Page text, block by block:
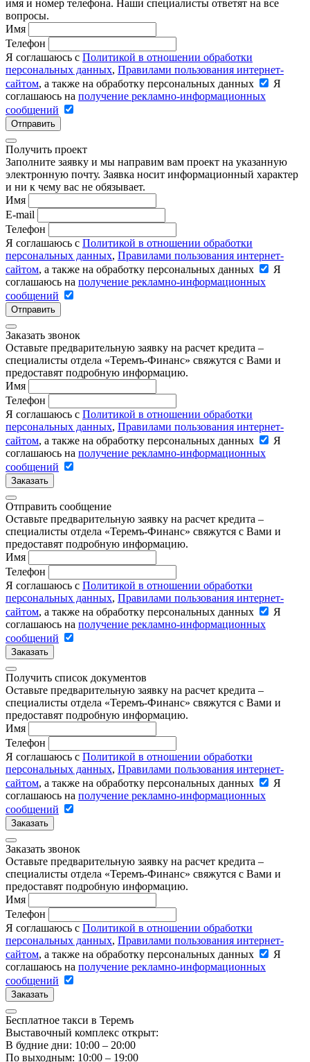
имя и номер телефона. Наши специалисты ответят на все
вопросы.
Имя
Телефон
Я соглашаюсь с Политикой в отношении обработки
персональных данных, Правилами пользования интернет-
сайтом, а также на обработку персональных данных
Я
соглашаюсь на получение рекламно-информационных
сообщений
Отправить
Получить проект
Заполните заявку и мы направим вам проект на указанную
электронную почту. Заявка носит информационный характер
и ни к чему вас не обязывает.
Имя
E-mail
Телефон
Я соглашаюсь с Политикой в отношении обработки
персональных данных, Правилами пользования интернет-
сайтом, а также на обработку персональных данных
Я
соглашаюсь на получение рекламно-информационных
сообщений
Отправить
Заказать звонок
Оставьте предварительную заявку на расчет кредита –
специалисты отдела «Теремъ-Финанс» свяжутся с Вами и
предоставят подробную информацию.
Имя
Телефон
Я соглашаюсь с Политикой в отношении обработки
персональных данных, Правилами пользования интернет-
сайтом, а также на обработку персональных данных
Я
соглашаюсь на получение рекламно-информационных
сообщений
Заказать
Отправить сообщение
Оставьте предварительную заявку на расчет кредита –
специалисты отдела «Теремъ-Финанс» свяжутся с Вами и
предоставят подробную информацию.
Имя
Телефон
Я соглашаюсь с Политикой в отношении обработки
персональных данных, Правилами пользования интернет-
сайтом, а также на обработку персональных данных
Я
соглашаюсь на получение рекламно-информационных
сообщений
Заказать
Получить список документов
Оставьте предварительную заявку на расчет кредита –
специалисты отдела «Теремъ-Финанс» свяжутся с Вами и
предоставят подробную информацию.
Имя
Телефон
Я соглашаюсь с Политикой в отношении обработки
персональных данных, Правилами пользования интернет-
сайтом, а также на обработку персональных данных
Я
соглашаюсь на получение рекламно-информационных
сообщений
Заказать
Заказать звонок
Оставьте предварительную заявку на расчет кредита –
специалисты отдела «Теремъ-Финанс» свяжутся с Вами и
предоставят подробную информацию.
Имя
Телефон
Я соглашаюсь с Политикой в отношении обработки
персональных данных, Правилами пользования интернет-
сайтом, а также на обработку персональных данных
Я
соглашаюсь на получение рекламно-информационных
сообщений
Заказать
Бесплатное такси в Теремъ
Выставочный комплекс открыт:
В будние дни: 10:00 – 20:00
По выходным: 10:00 – 19:00